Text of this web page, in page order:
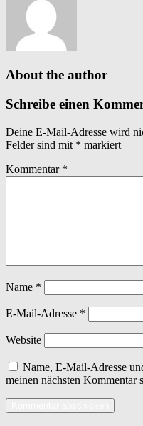
About the author
Schreibe einen
Deine E-Mail-Adresse wird
Felder sind mit * markiert
Kommentar *
Name *
E-Mail-Adresse *
Website
Name, E-Mail-Adresse
meinen nächsten Kommentar